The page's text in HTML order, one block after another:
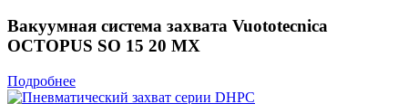
Вакуумная система захвата Vuototecnica
OCTOPUS SO 15 20 MX
Подробнее